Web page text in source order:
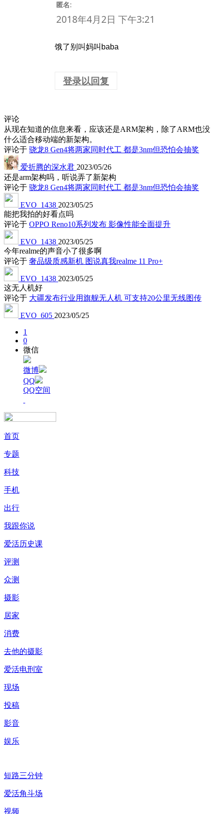
匿名:
2018年4月2日 下午3:21
饿了别叫妈叫baba
登录以回复
评论
从现在知道的信息来看，应该还是ARM架构，除了ARM也没
什么适合移动端的新架构。
评论于 骁龙8 Gen4将两家同时代工 都是3nm但恐怕会抽奖
爱折腾的深水君 2023/05/26
还是arm架构吗，听说弄了新架构
评论于 骁龙8 Gen4将两家同时代工 都是3nm但恐怕会抽奖
EVO_1438 2023/05/25
能把我拍的好看点吗
评论于 OPPO Reno10系列发布 影像性能全面提升
EVO_1438 2023/05/25
今年realme的声音小了很多啊
评论于 奢品级质感新机 图说真我realme 11 Pro+
EVO_1438 2023/05/25
这无人机好
评论于 大疆发布行业用旗舰无人机 可支持20公里无线图传
EVO_605 2023/05/25
1
0
微信
微博
QQ
QQ空间
首页
专题
科技
手机
出行
我跟你说
爱活历史课
评测
众测
摄影
居家
消费
去他的摄影
爱活电刑室
现场
投稿
影音
娱乐
短路三分钟
爱活角斗场
视频